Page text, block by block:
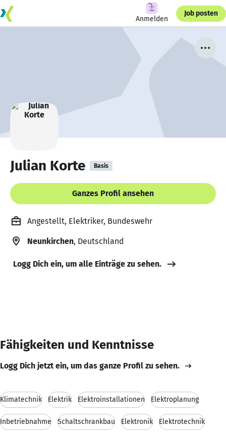
Anmelden
Job posten
Julian Korte Basis
Ganzes Profil ansehen
Angestellt, Elektriker, Bundeswehr
Neunkirchen, Deutschland
Logg Dich ein, um alle Einträge zu sehen.
Fähigkeiten und Kenntnisse
Logg Dich jetzt ein, um das ganze Profil zu sehen.
Klimatechnik Elektrik Elektroinstallationen Elektroplanung
Inbetriebnahme Schaltschrankbau Elektronik Elektrotechnik